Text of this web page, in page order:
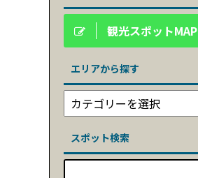
観光スポットMAP
エリアから探す
スポット検索